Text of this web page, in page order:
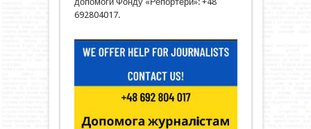
692804017.